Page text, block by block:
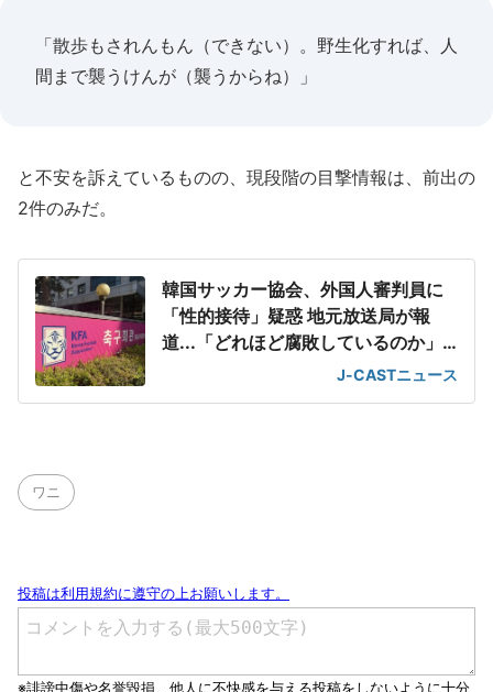
「散歩もされんもん（できない）。野生化すれば、人
間まで襲うけんが（襲うからね）」
と不安を訴えているものの、現段階の目撃情報は、前出の
2件のみだ。
韓国サッカー協会、外国人審判員に
「性的接待」疑惑 地元放送局が報
道...「どれほど腐敗しているのか」
J-CASTニュース
ワニ